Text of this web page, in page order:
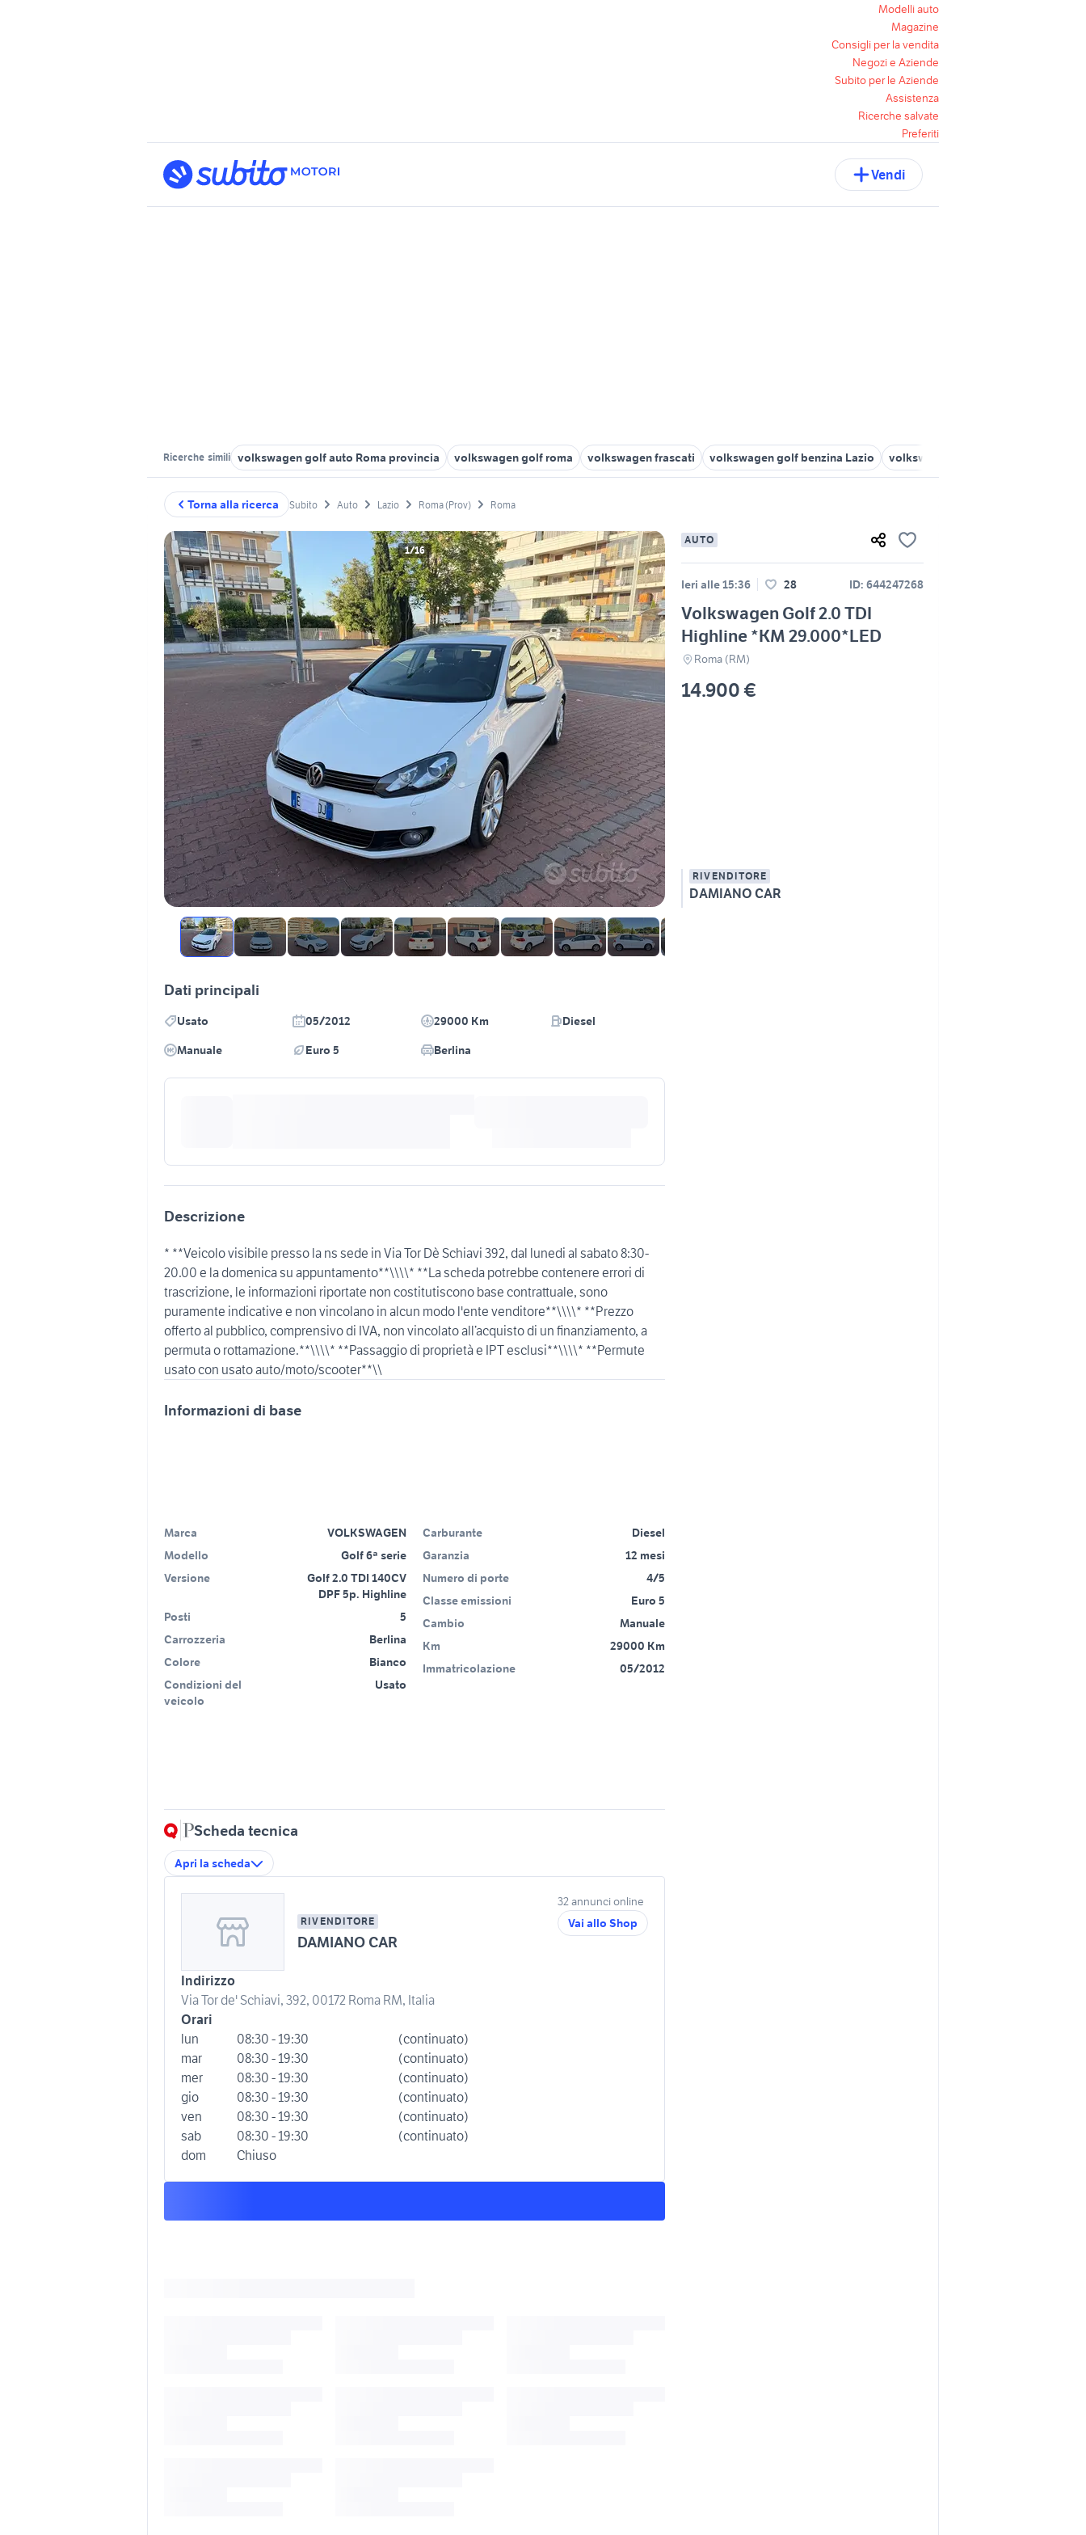
Modelli auto
Magazine
Consigli per la vendita
Negozi e Aziende
Subito per le Aziende
Assistenza
Ricerche salvate
Preferiti
Vendi
Ricerche simili volkswagen golf auto Roma provincia volkswagen golf roma volkswagen frascati volkswagen golf benzina Lazio volkswagen mentana
Torna alla ricerca Subito Auto Lazio Roma (Prov) Roma
1/16
AUTO
Ieri alle 15:36 28 ID: 644247268
Volkswagen Golf 2.0 TDI
Highline *KM 29.000*LED
Roma (RM)
14.900 €
RIVENDITORE
DAMIANO CAR
Dati principali
Usato 05/2012 29000 Km
Diesel
Manuale
Euro 5 Berlina
Descrizione
* **Veicolo visibile presso la ns sede in Via Tor Dè Schiavi 392, dal lunedi al sabato 8:30-
20.00 e la domenica su appuntamento**\\\\* **La scheda potrebbe contenere errori di
trascrizione, le informazioni riportate non costitutiscono base contrattuale, sono
puramente indicative e non vincolano in alcun modo l'ente venditore**\\\\* **Prezzo
offerto al pubblico, comprensivo di IVA, non vincolato all’acquisto di un finanziamento, a
permuta o rottamazione.**\\\\* **Passaggio di proprietà e IPT esclusi**\\\\* **Permute
Informazioni di base
Marca
VOLKSWAGEN
Modello
Golf 6ª serie
Versione
Golf 2.0 TDI 140CV
DPF 5p. Highline
Posti
5
Carrozzeria
Berlina
Colore
Bianco
Condizioni del
veicolo
Usato
Carburante
Diesel
Garanzia
12 mesi
Numero di porte
4/5
Classe emissioni
Euro 5
Cambio
Manuale
Km
29000 Km
Immatricolazione
05/2012
Scheda tecnica
Apri la scheda
RIVENDITORE
DAMIANO CAR
Indirizzo
Via Tor de' Schiavi, 392, 00172 Roma RM, Italia
Orari
lun
08:30 - 19:30
(continuato)
mar
08:30 - 19:30
(continuato)
mer
08:30 - 19:30
(continuato)
gio
08:30 - 19:30
(continuato)
ven
08:30 - 19:30
(continuato)
sab
08:30 - 19:30
(continuato)
dom
Chiuso
32 annunci online
Vai allo Shop